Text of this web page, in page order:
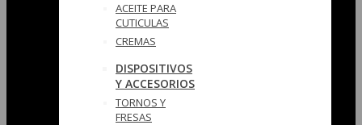
ACEITE PARA
CUTICULAS
CREMAS
DISPOSITIVOS
Y ACCESORIOS
TORNOS Y
FRESAS